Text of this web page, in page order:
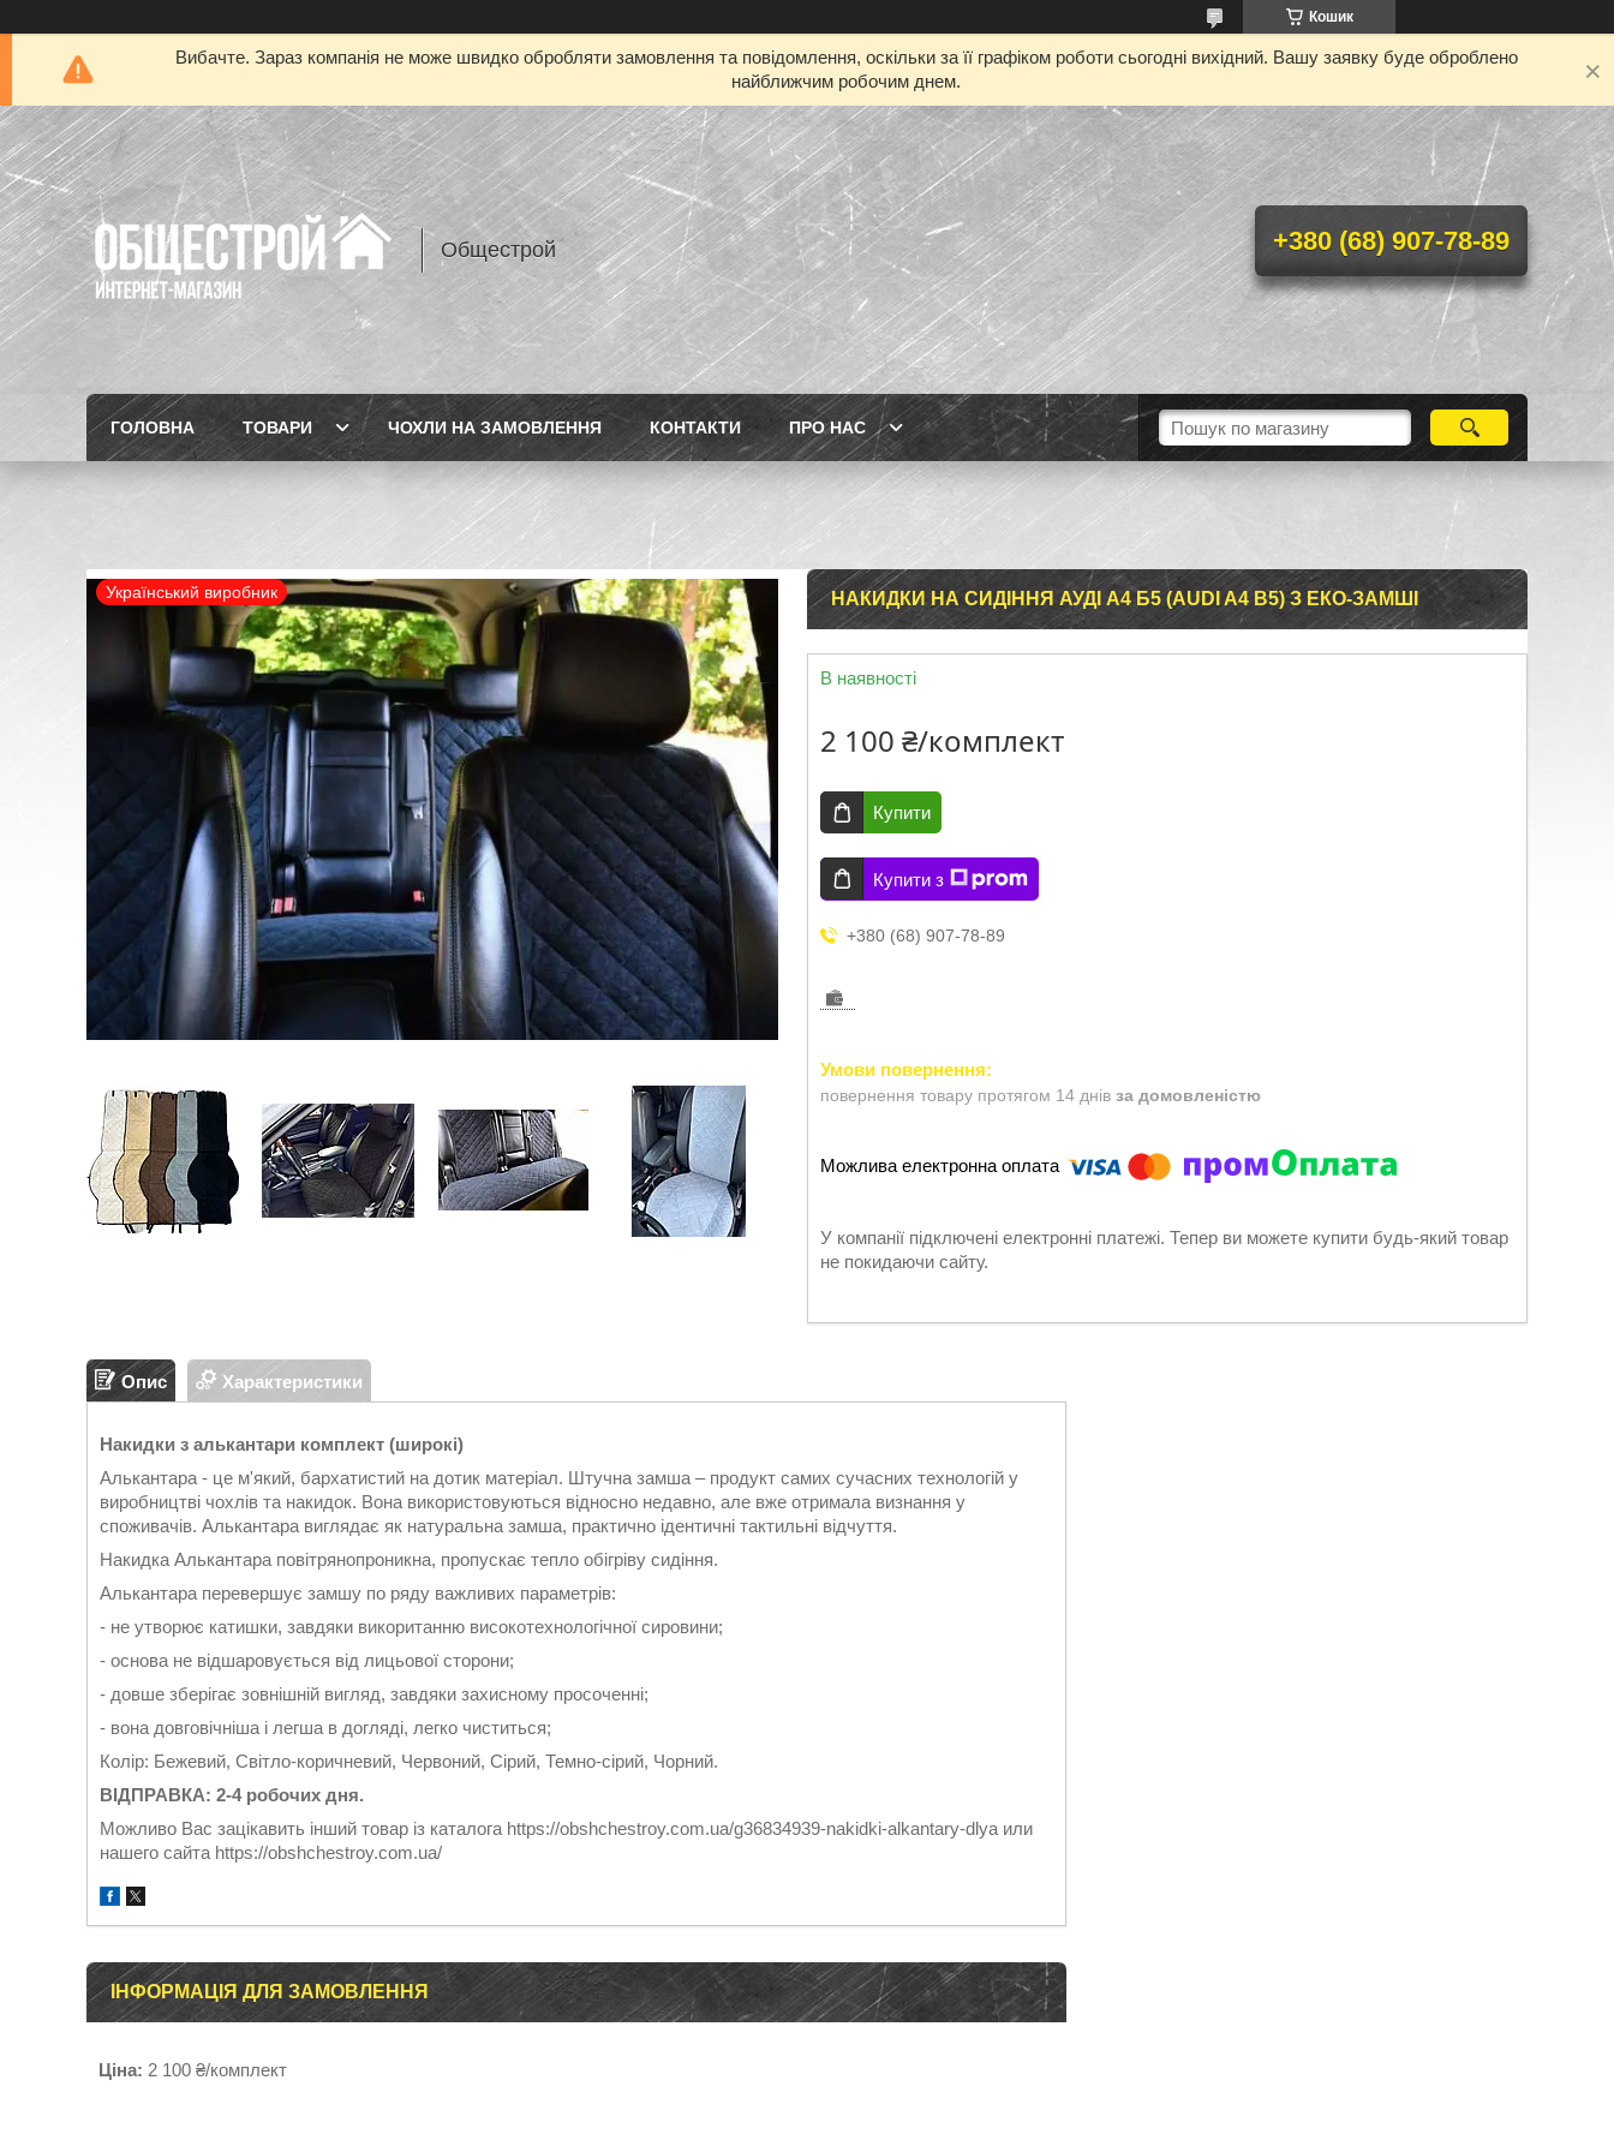
Кошик
Вибачте. Зараз компанія не може швидко обробляти замовлення та повідомлення, оскільки за її графіком роботи сьогодні вихідний. Вашу заявку буде оброблено
найближчим робочим днем.
Общестрой +380 (68) 907-78-89
ГОЛОВНА ТОВАРИ ЧОХЛИ НА ЗАМОВЛЕННЯ КОНТАКТИ ПРО НАС
Український виробник НАКИДКИ НА СИДІННЯ АУДІ А4 Б5 (AUDI A4 B5) З ЕКО-ЗАМШІ
В наявності
2 100 ₴/комплект
Купити
Купити з
+380 (68) 907-78-89
повернення товару протягом 14 днів за домовленістю
У компанії підключені електронні платежі. Тепер ви можете купити будь-який товар
не покидаючи сайту.
Опис Характеристики
Накидки з алькантари комплект (широкі)
Алькантара - це м'який, бархатистий на дотик матеріал. Штучна замша – продукт самих сучасних технологій у
виробництві чохлів та накидок. Вона використовуються відносно недавно, але вже отримала визнання у
споживачів. Алькантара виглядає як натуральна замша, практично ідентичні тактильні відчуття.
Накидка Алькантара повітрянопроникна, пропускає тепло обігріву сидіння.
Алькантара перевершує замшу по ряду важливих параметрів:
- не утворює катишки, завдяки викоританню високотехнологічної сировини;
- основа не відшаровується від лицьової сторони;
- довше зберігає зовнішній вигляд, завдяки захисному просоченні;
- вона довговічніша і легша в догляді, легко чиститься;
Колір: Бежевий, Світло-коричневий, Червоний, Сірий, Темно-сірий, Чорний.
ВІДПРАВКА: 2-4 робочих дня.
Можливо Вас зацікавить інший товар із каталога https://obshchestroy.com.ua/g36834939-nakidki-alkantary-dlya или
нашего сайта https://obshchestroy.com.ua/
ІНФОРМАЦІЯ ДЛЯ ЗАМОВЛЕННЯ
Ціна: 2 100 ₴/комплект